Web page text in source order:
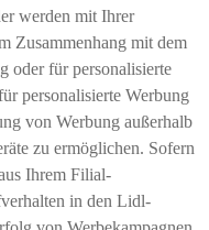
werden mit Ihrer
Zusammenhang mit dem
oder für personalisierte
personalisierte Werbung
von Werbung außerhalb
zu ermöglichen. Sofern
Ihrem Filial-
in den Lidl-